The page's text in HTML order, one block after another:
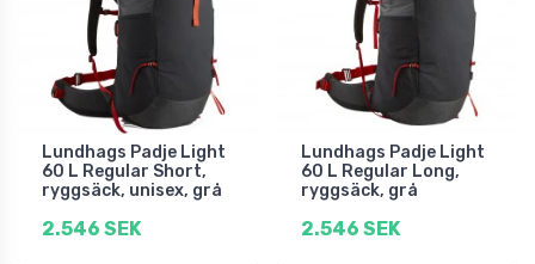
Lundhags Padje Light
60 L Regular Short,
ryggsäck, unisex, grå
2.546 SEK
Lundhags Padje Light
60 L Regular Long,
ryggsäck, grå
2.546 SEK